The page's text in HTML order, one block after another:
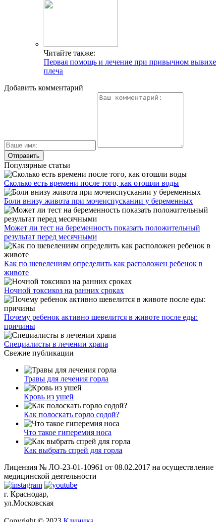
Читайте также:
Первая помощь и лечение при привычном вывихе
плеча
Добавить комментарий
Популярные статьи
Сколько есть времени после того, как отошли воды
Боли внизу живота при мочеиспускании у беременных
Может ли тест на беременность показать положительный
результат перед месячными
Как по шевелениям определить как расположен ребенок в
животе
Ночной токсикоз на ранних сроках
Почему ребенок активно шевелится в животе после еды:
причины
Специалисты в лечении храпа
Свежие публикации
Травы для лечения горла
Кровь из ушей
Как полоскать горло содой?
Что такое гиперемия носа
Как выбрать спрей для горла
Лицензия № ЛО-23-01-10961 от 08.02.2017 на осуществление
медицинской деятельности
г. Краснодар,
ул.Московская